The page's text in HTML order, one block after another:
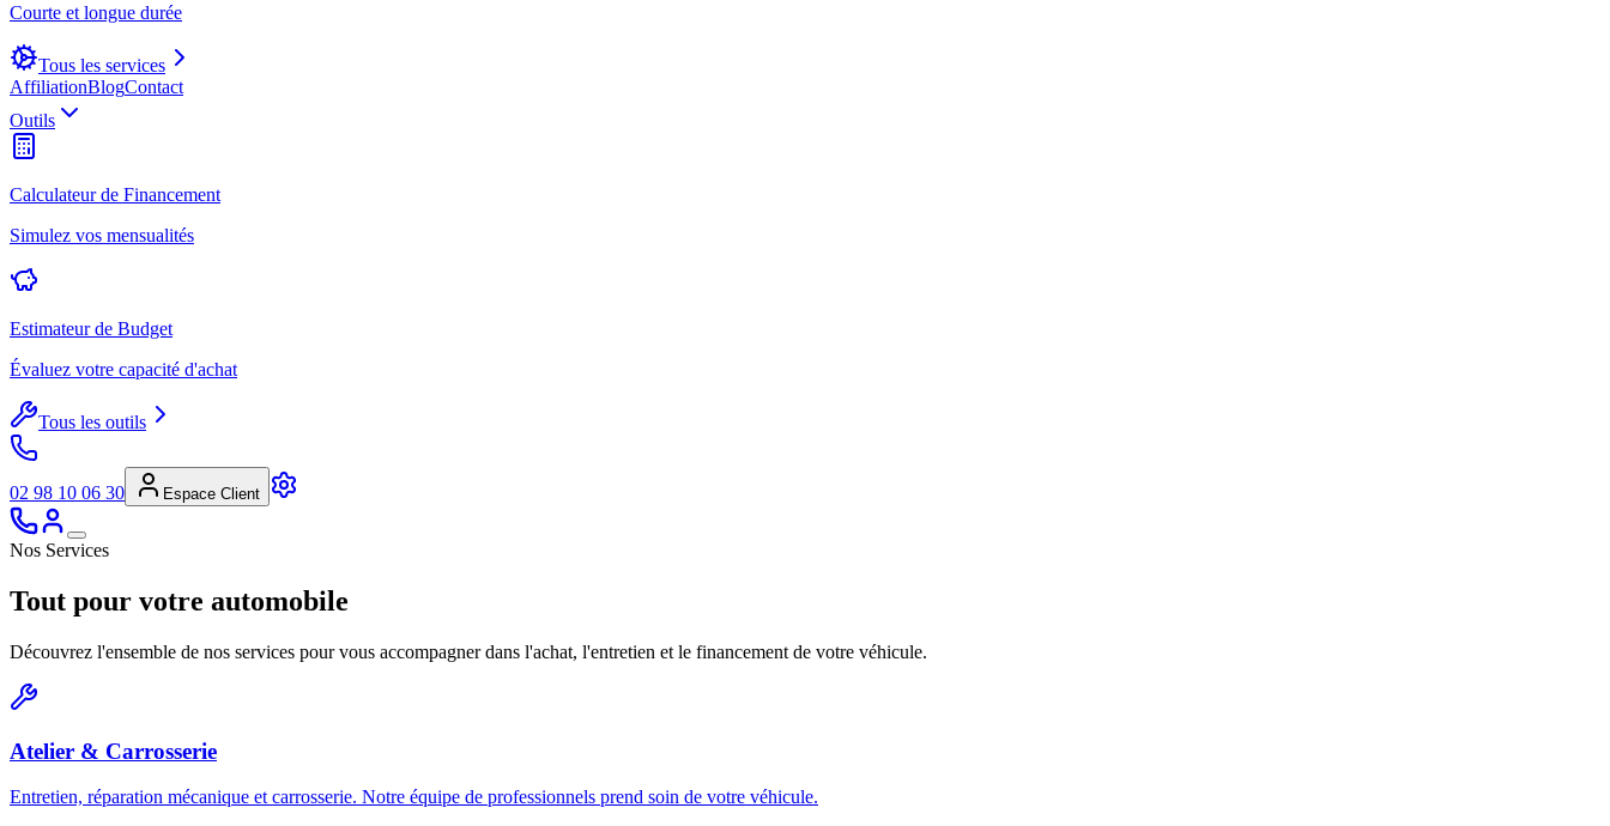
Courte et longue durée
Tous les services
AffiliationBlogContact
Outils
Calculateur de Financement
Simulez vos mensualités
Estimateur de Budget
Évaluez votre capacité d'achat
Tous les outils
02 98 10 06 30 Espace Client
Nos Services
Tout pour votre automobile
Découvrez l'ensemble de nos services pour vous accompagner dans l'achat, l'entretien et le financement de votre véhicule.
Atelier & Carrosserie
Entretien, réparation mécanique et carrosserie. Notre équipe de professionnels prend soin de votre véhicule.